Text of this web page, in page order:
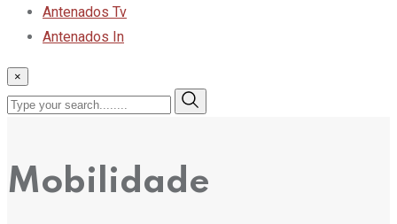
Antenados Tv
Antenados In
×
Mobilidade